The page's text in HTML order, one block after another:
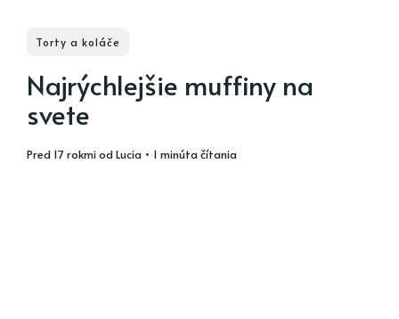
Torty a koláče
Najrýchlejšie muffiny na
svete
pred 17 rokmiodLucia • 1 minúta čítania